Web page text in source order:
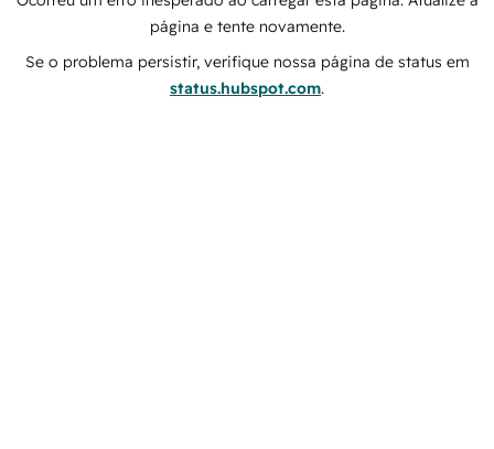
página e tente novamente.
Se o problema persistir, verifique nossa página de status em
status.hubspot.com.